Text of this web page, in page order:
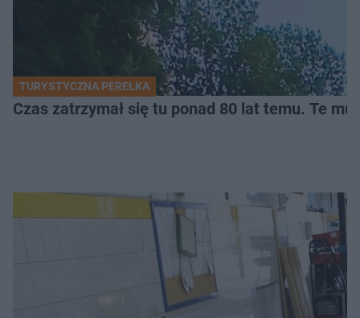
TURYSTYCZNA PEREŁKA
Czas zatrzymał się tu ponad 80 lat temu. Te